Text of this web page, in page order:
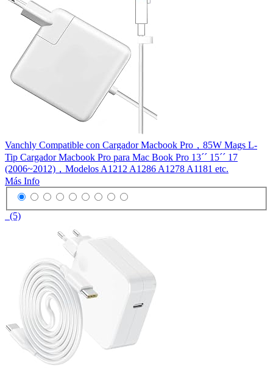
Vanchly Compatible con Cargador Macbook Pro，85W Mags L-
Tip Cargador Macbook Pro para Mac Book Pro 13´´ 15´´ 17
(2006~2012)，Modelos A1212 A1286 A1278 A1181 etc.
Más Info
(5)